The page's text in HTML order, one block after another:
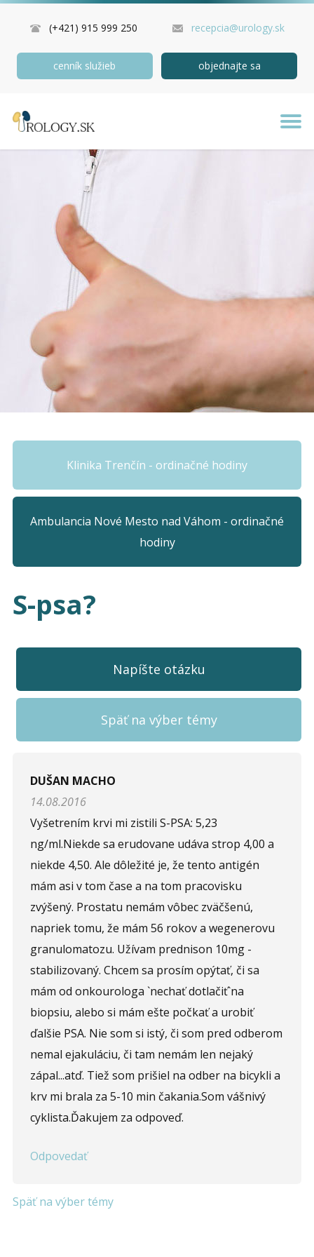
(+421) 915 999 250 recepcia@urology.sk
cenník služieb objednajte sa
Klinika Trenčín - ordinačné hodiny
Ambulancia Nové Mesto nad Váhom - ordinačné
hodiny
S-psa?
Napíšte otázku
Späť na výber témy
Napíšte otázku
Meno (* )
Komentár (*)
Opíšte prvé 4 písmená zo slova "prostata
DUŠAN MACHO
14.08.2016
Vyšetrením krvi mi zistili S-PSA: 5,23
ng/ml.Niekde sa erudovane udáva strop 4,00 a
niekde 4,50. Ale dôležité je, že tento antigén
mám asi v tom čase a na tom pracovisku
zvýšený. Prostatu nemám vôbec zväčšenú,
napriek tomu, že mám 56 rokov a wegenerovu
granulomatozu. Užívam prednison 10mg -
stabilizovaný. Chcem sa prosím opýtať, či sa
mám od onkourologa `nechať dotlačiť`na
biopsiu, alebo si mám ešte počkať a urobiť
ďalšie PSA. Nie som si istý, či som pred odberom
nemal ejakuláciu, či tam nemám len nejaký
zápal...atď. Tiež som prišiel na odber na bicykli a
krv mi brala za 5-10 min čakania.Som vášnivý
cyklista.Ďakujem za odpoveď.
Odpovedať
Späť na výber témy